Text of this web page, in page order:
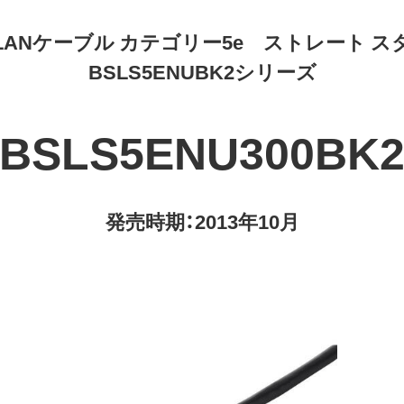
ケーブル カテゴリー5e ストレート ス
BSLS5ENUBK2シリーズ
BSLS5ENU300BK2
発売時期：2013年10月